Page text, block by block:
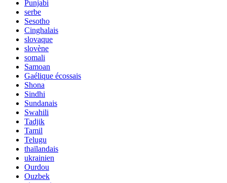
Punjabi
serbe
Sesotho
Cinghalais
slovaque
slovène
somali
Samoan
Gaélique écossais
Shona
Sindhi
Sundanais
Swahili
Tadjik
Tamil
Telugu
thaïlandais
ukrainien
Ourdou
Ouzbek